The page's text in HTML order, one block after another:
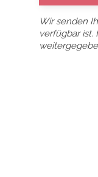
Wir senden
verfügbar ist.